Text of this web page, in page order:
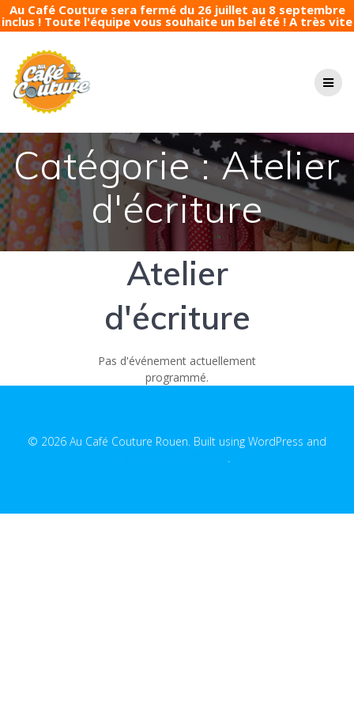
Au Café Couture sera fermé du 26 juillet au 8 septembre
inclus ! Toute l'équipe vous souhaite un bel été ! A très vite
Catégorie :Atelier
d'écriture
Atelier
d'écriture
Pas d'événement actuellement
programmé.
© 2026 Au Café Couture Rouen. Built using WordPress and
.